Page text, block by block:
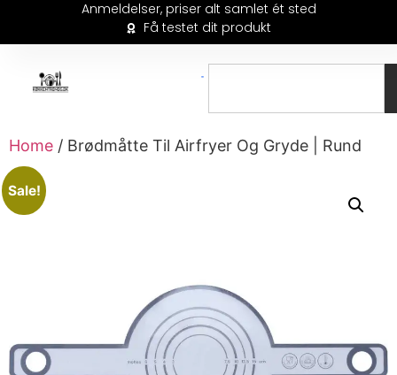
Anmeldelser, priser alt samlet ét sted
Få testet dit produkt
Home / Brødmåtte Til Airfryer Og Gryde | Rund
Sale!